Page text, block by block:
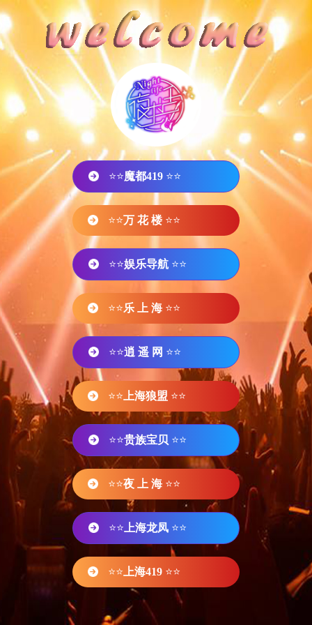
⭐⭐魔都419 ⭐⭐
⭐⭐万 花 楼 ⭐⭐
⭐⭐娱乐导航 ⭐⭐
⭐⭐乐 上 海 ⭐⭐
⭐⭐逍 遥 网 ⭐⭐
⭐⭐ 上海狼盟 ⭐⭐
⭐⭐贵族宝贝 ⭐⭐
⭐⭐夜 上 海 ⭐⭐
⭐⭐ 上海龙凤 ⭐⭐
⭐⭐ 上海419 ⭐⭐